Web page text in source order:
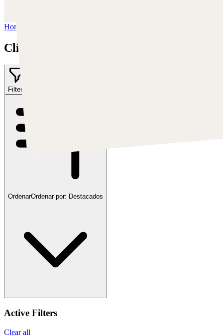
Home
Clint Cearley
Filter
OrdenarOrdenar por: Destacados
Active Filters
Clear all